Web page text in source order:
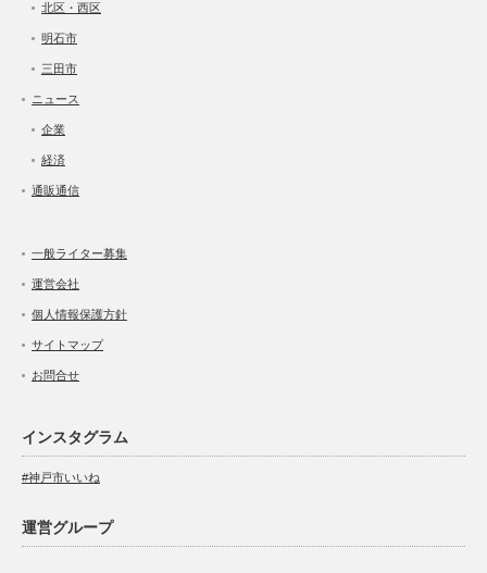
北区・西区
明石市
三田市
ニュース
企業
経済
通販通信
一般ライター募集
運営会社
個人情報保護方針
サイトマップ
お問合せ
インスタグラム
#神戸市いいね
運営グループ